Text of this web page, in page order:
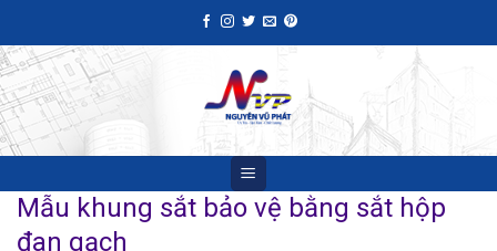
to
content
Mẫu khung sắt bảo vệ bằng sắt hộp
đan gạch